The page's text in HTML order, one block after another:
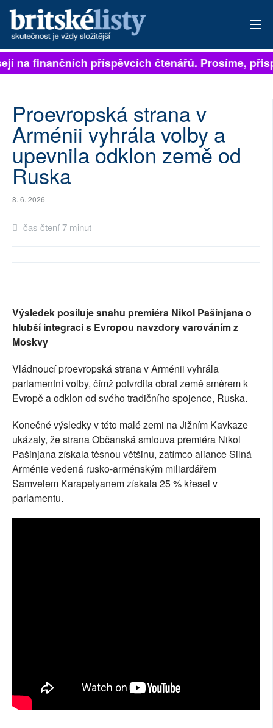
PŘIHLÁSIT
ARCHIV
TÉMATA
NEJČTENĚJŠÍ ZA 7 DNÍ
AUTOŘI
RUBRIKY
PLNÁ VERZE STRÁNEK
na finančních příspěvcích čtenářů. Prosíme,
Proevropská strana v
Arménii vyhrála volby a
upevnila odklon země od
Ruska
8. 6. 2026
čas čtení 7 minut
Výsledek posiluje snahu premiéra Nikol Pašinjana o
hlubší integraci s Evropou navzdory varováním z
Moskvy
Vládnoucí proevropská strana v Arménii vyhrála
parlamentní volby, čímž potvrdila obrat země směrem k
Evropě a odklon od svého tradičního spojence, Ruska.
Konečné výsledky v této malé zemi na Jižním Kavkaze
ukázaly, že strana Občanská smlouva premiéra Nikol
Pašinjana získala těsnou většinu, zatímco aliance Silná
Arménie vedená rusko-arménským miliardářem
Samvelem Karapetyanem získala 25 % křesel v
parlamentu.